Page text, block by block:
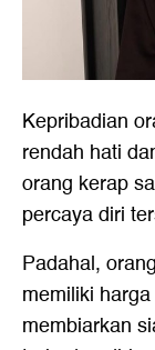
Kepribadian
rendah hati
orang kerap
percaya diri
Padahal,
memiliki
membiarkan